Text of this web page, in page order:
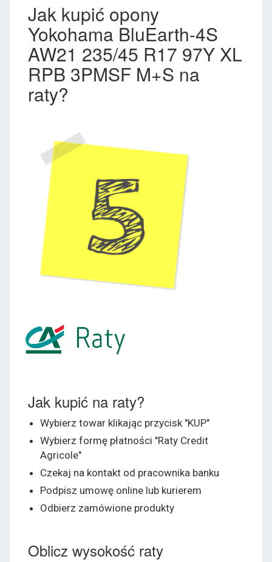
Jak kupić opony
Yokohama BluEarth-4S
AW21 235/45 R17 97Y XL
RPB 3PMSF M+S na
raty?
Jak kupić na raty?
Wybierz towar klikając przycisk "KUP"
Wybierz formę płatności "Raty Credit
Agricole"
Czekaj na kontakt od pracownika banku
Podpisz umowę online lub kurierem
Odbierz zamówione produkty
Oblicz wysokość raty